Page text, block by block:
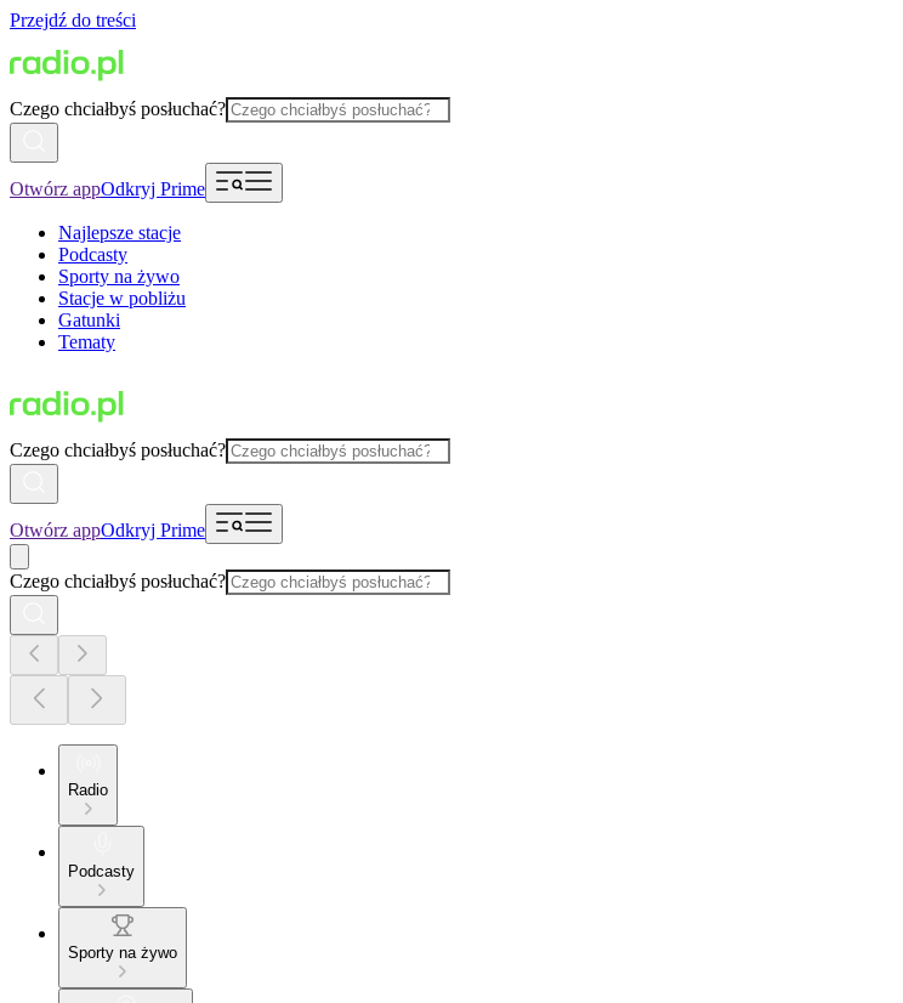
Przejdź do treści
Czego chciałbyś posłuchać?
Otwórz appOdkryj Prime
Najlepsze stacje
Podcasty
Sporty na żywo
Stacje w pobliżu
Gatunki
Tematy
Czego chciałbyś posłuchać?
Otwórz appOdkryj Prime
Czego chciałbyś posłuchać?
Radio
Podcasty
Sporty na żywo